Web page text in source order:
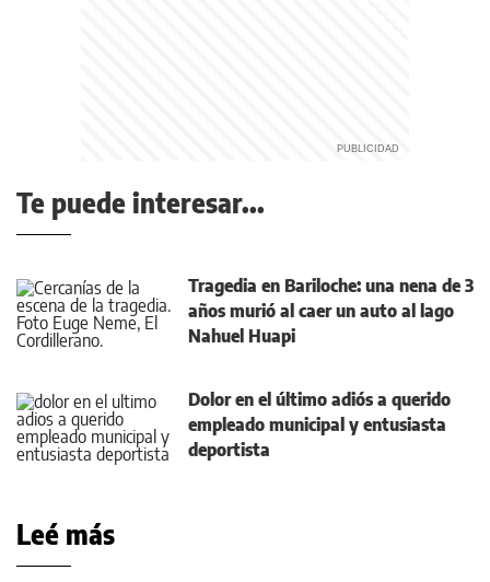
Te puede interesar...
Tragedia en Bariloche: una nena de 3
años murió al caer un auto al lago
Nahuel Huapi
Dolor en el último adiós a querido
empleado municipal y entusiasta
deportista
Leé más